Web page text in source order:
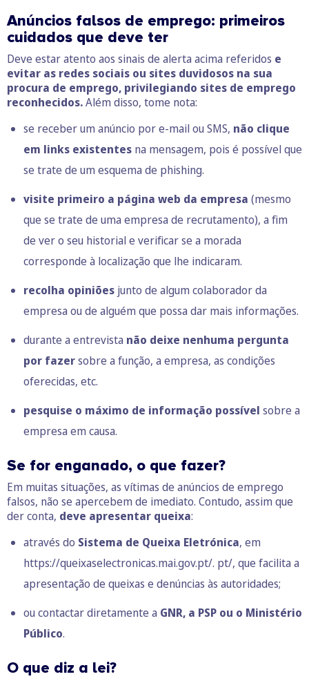
Anúncios falsos de emprego: primeiros
cuidados que deve ter
Deve estar atento aos sinais de alerta acima referidos e
evitar as redes sociais ou sites duvidosos na sua
procura de emprego, privilegiando sites de emprego
reconhecidos.Além disso, tome nota:
se receber um anúncio por e-mail ou SMS, não clique
em links existentes na mensagem, pois é possível que
se trate de um esquema de phishing.
visite primeiro a página web da empresa (mesmo
que se trate de uma empresa de recrutamento), a fim
de ver o seu historial e verificar se a morada
corresponde à localização que lhe indicaram.
recolha opiniões junto de algum colaborador da
empresa ou de alguém que possa dar mais informações.
durante a entrevista não deixe nenhuma pergunta
por fazersobre a função, a empresa, as condições
oferecidas, etc.
pesquise o máximo de informação possível sobre a
empresa em causa.
Se for enganado, o que fazer?
Em muitas situações, as vítimas de anúncios de emprego
falsos, não se apercebem de imediato. Contudo, assim que
der conta, deve apresentar queixa:
através do Sistema de Queixa Eletrónica, em
https://queixaselectronicas.mai.gov.pt/. pt/, que facilita a
apresentação de queixas e denúncias às autoridades;
ou contactar diretamente a GNR, a PSP ou o Ministério
Público.
O que diz a lei?